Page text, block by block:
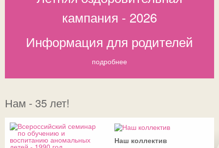
Общешкольные
История
Музей
Антикоррупционные мероприятия
Дорожная безопасность
Успехи
Совет обучающихся
Телефон доверия
Допобразование
Школьный спортклуб
Школьный театр
Безопасность детей в летний период
ДИСТАНТ
ЦОК - educont.ru
кампания - 2026
Информация для родителей
подробнее
Нам - 35 лет!
Наш коллектив